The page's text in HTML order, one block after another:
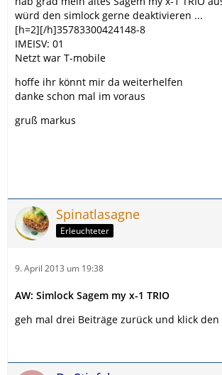
würd den simlock gerne deaktivieren ...
[h=2][/h]35783300424148-8
IMEISV: 01
Netzt war T-mobile
hoffe ihr könnt mir da weiterhelfen
danke schon mal im voraus
gruß markus
Spinatlasagne
Erleuchteter
9. April 2013 um 19:38
AW: Simlock Sagem my x-1 TRIO
geh mal drei Beiträge zurück und klick den